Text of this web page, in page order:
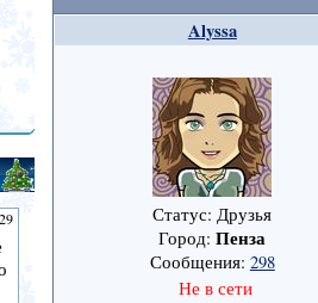
Alyssa
Статус: Друзья
Город:Пенза
Сообщения: 298
Не в сети